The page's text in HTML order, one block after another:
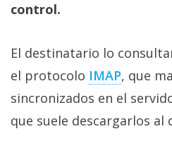
control.
El destinatario lo
el protocolo IMAP‎, que
sincronizados en el
que suele descargarlos al